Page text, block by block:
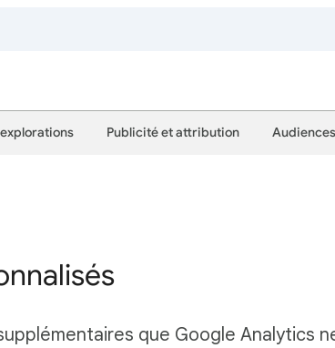
Publicité et attribution
que Google Analytics